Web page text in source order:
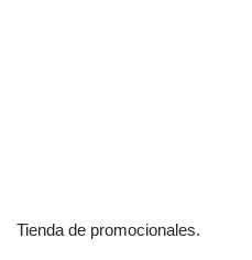
Tienda de promocionales.